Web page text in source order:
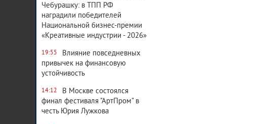
Чебурашку: в ТПП РФ
наградили победителей
Национальной бизнес-премии
«Креативные индустрии - 2026»
19:55
Влияние повседневных
привычек на финансовую
устойчивость
14:12
В Москве состоялся
финал фестиваля "АртПром" в
честь Юрия Лужкова